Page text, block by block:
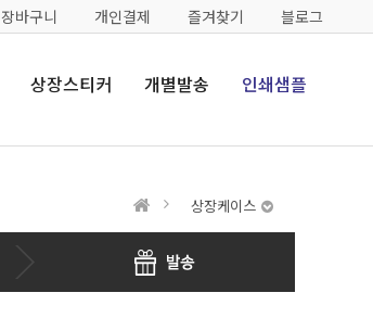
장바구니 개인결제 즐겨찾기 블로그
상장스티커 개별발송 인쇄샘플
상장케이스